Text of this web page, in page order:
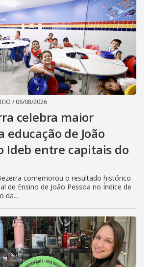
/ 06/08/2026
celebra maior
educação de João
Ideb entre capitais do
comemorou o resultado histórico
de Ensino de João Pessoa no Índice de
da...